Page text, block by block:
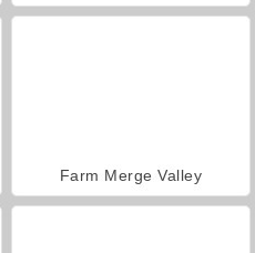
Farm Merge Valley